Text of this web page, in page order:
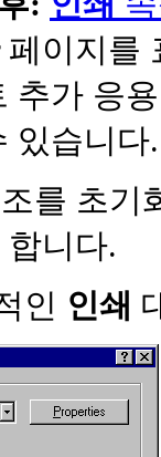
페이지를
추가 응
있습니다.
를 초기
니다.
인 인쇄